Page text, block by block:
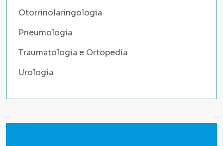
Otorrinolaringologia
Pneumologia
Traumatologia e Ortopedia
Urologia